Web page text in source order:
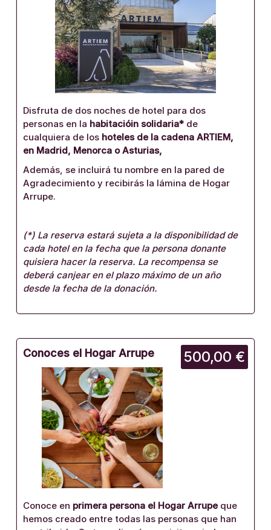
Disfruta de dos noches de hotel para dos
personas en la habitacióin solidaria* de
cualquiera de los hoteles de la cadena ARTIEM,
en Madrid, Menorca o Asturias,
Además, se incluirá tu nombre en la pared de
Agradecimiento y recibirás la lámina de Hogar
Arrupe.
(*) La reserva estará sujeta a la disponibilidad de
cada hotel en la fecha que la persona donante
quisiera hacer la reserva. La recompensa se
deberá canjear en el plazo máximo de un año
desde la fecha de la donación.
500,00 €
Conoces el Hogar Arrupe
Conoce en primera persona el Hogar Arrupeque
hemos creado entre todas las personas que han